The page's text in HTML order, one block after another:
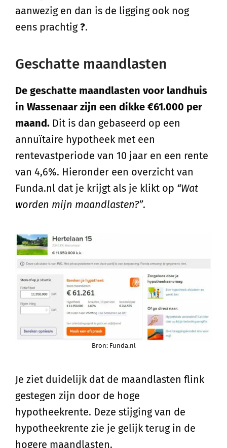
aanwezig en dan is de ligging ook nog
eens prachtig?.
Geschatte maandlasten
De geschatte maandlasten voor landhuis
in Wassenaar zijn een dikke €61.000 per
maand. Dit is dan gebaseerd op een
annuïtaire hypotheek met een
rentevastperiode van 10 jaar en een rente
van 4,6%. Hieronder een overzicht van
Funda.nl dat je krijgt als je klikt op “Wat
worden mijn maandlasten?”.
Bron: Funda.nl
Je ziet duidelijk dat de maandlasten flink
gestegen zijn door de hoge
hypotheekrente. Deze stijging van de
hypotheekrente zie je gelijk terug in de
hogere maandlasten.